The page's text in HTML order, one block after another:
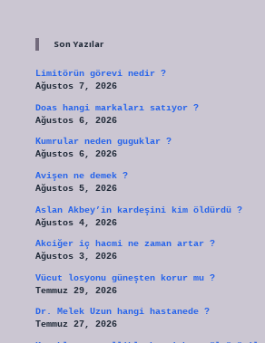
Son Yazılar
Limitörün görevi nedir ?
Ağustos 7, 2026
Doas hangi markaları satıyor ?
Ağustos 6, 2026
Kumrular neden guguklar ?
Ağustos 6, 2026
Avişen ne demek ?
Ağustos 5, 2026
Aslan Akbey’in kardeşini kim öldürdü ?
Ağustos 4, 2026
Akciğer iç hacmi ne zaman artar ?
Ağustos 3, 2026
Vücut losyonu güneşten korur mu ?
Temmuz 29, 2026
Dr. Melek Uzun hangi hastanede ?
Temmuz 27, 2026